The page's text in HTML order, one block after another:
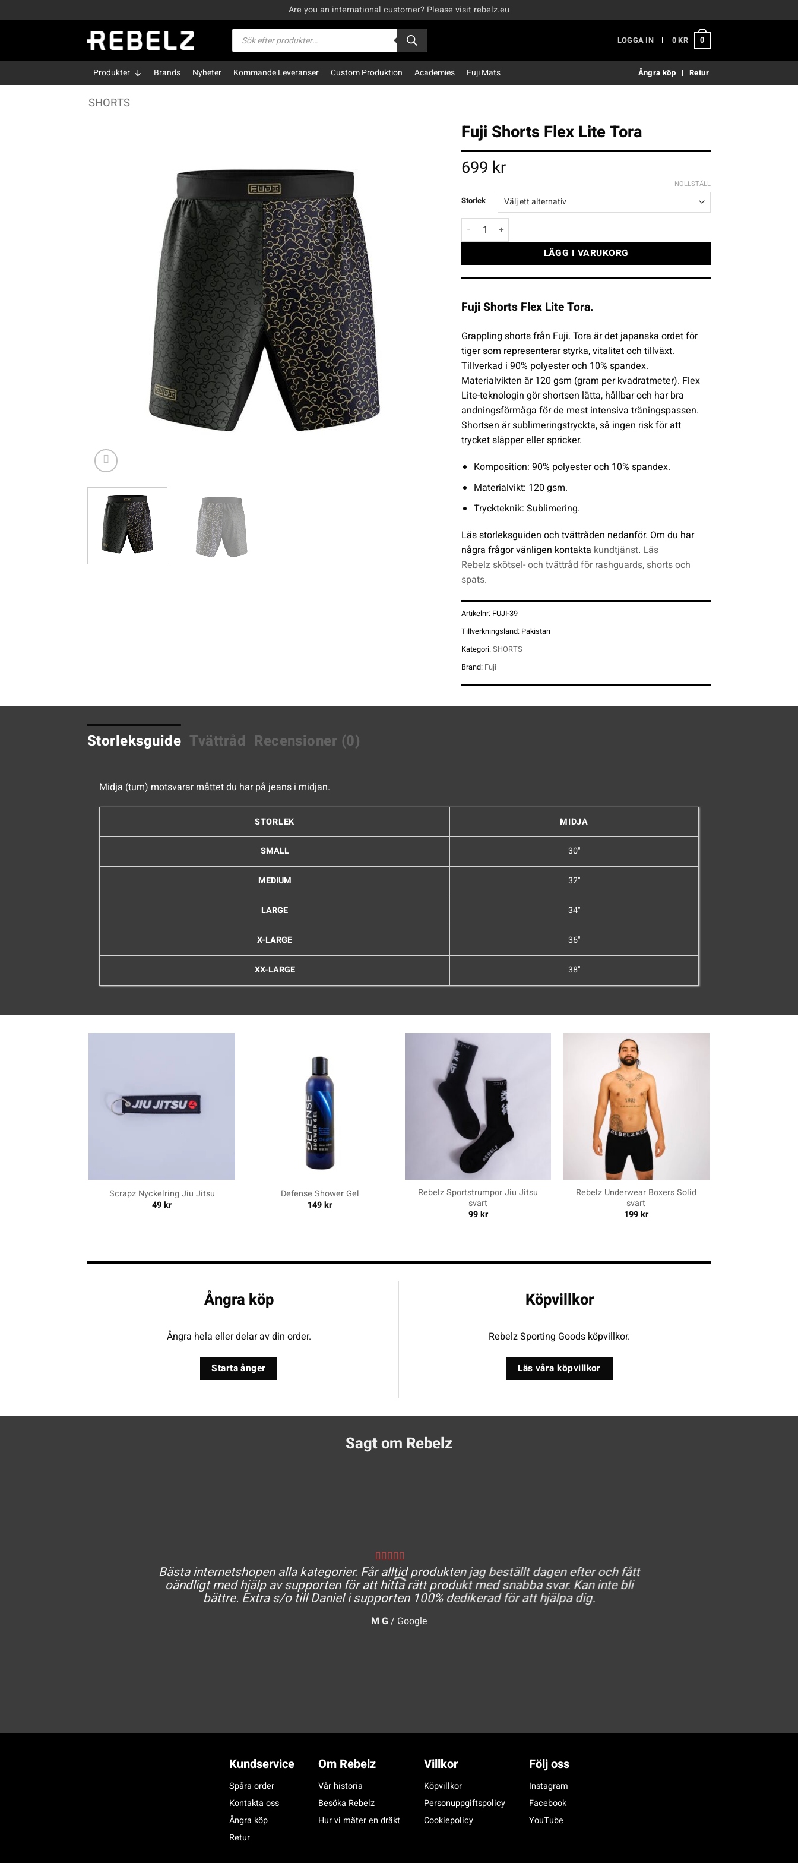
to
Are you an international customer? Please visit rebelz.eu
Produktsökning
LOGGA IN
0KR 0
Produkter Brands Nyheter Kommande Leveranser Custom Produktion Academies Fuji Mats Ångra köp Retur
SHORTS
Fuji Shorts Flex Lite Tora
699 kr
Storlek
NOLLSTÄLL
Fuji Shorts Flex Lite Tora mängd
LÄGG I VARUKORG
Fuji Shorts Flex Lite Tora.
Grappling shorts från Fuji. Tora är det japanska ordet för
tiger som representerar styrka, vitalitet och tillväxt.
Tillverkad i 90% polyester och 10% spandex.
Materialvikten är 120 gsm (gram per kvadratmeter). Flex
Lite-teknologin gör shortsen lätta, hållbar och har bra
andningsförmåga för de mest intensiva träningspassen.
Shortsen är sublimeringstryckta, så ingen risk för att
trycket släpper eller spricker.
Komposition: 90% polyester och 10% spandex.
Materialvikt: 120 gsm.
Tryckteknik: Sublimering.
Läs storleksguiden och tvättråden nedanför. Om du har
några frågor vänligen kontakta kundtjänst. Läs
Rebelz skötsel- och tvättråd för rashguards, shorts och
spats.
Artikelnr: FUJI-39
Tillverkningsland: Pakistan
Kategori:SHORTS
Brand: Fuji
Storleksguide Tvättråd Recensioner (0)
Midja (tum) motsvarar måttet du har på jeans i midjan.
STORLEK MIDJA
SMALL 30"
MEDIUM 32"
LARGE 34"
X-LARGE 36"
XX-LARGE 38"
Scrapz Nyckelring Jiu Jitsu
49kr
Defense Shower Gel
149kr
Rebelz Sportstrumpor Jiu Jitsu
svart
99kr
Rebelz Underwear Boxers Solid
svart
199kr
Ångra köp
Ångra hela eller delar av din order.
Starta ånger
Köpvillkor
Rebelz Sporting Goods köpvillkor.
Läs våra köpvillkor
Sagt om Rebelz
Bästa internetshopen alla kategorier. Får alltid produkten jag beställt dagen efter och fått
oändligt med hjälp av supporten för att hitta rätt produkt med snabba svar. Kan inte bli
bättre. Extra s/o till Daniel i supporten 100% dedikerad för att hjälpa dig.
M G / Google
Kundservice
Spåra order
Kontakta oss
Ångra köp
Retur
Om Rebelz
Vår historia
Besöka Rebelz
Hur vi mäter en dräkt
Villkor
Köpvillkor
Personuppgiftspolicy
Cookiepolicy
Följ oss
Instagram
Facebook
YouTube